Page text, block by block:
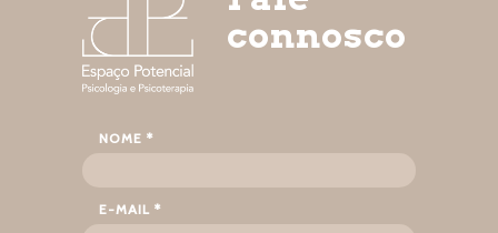
connosco
NOME *
E-MAIL *